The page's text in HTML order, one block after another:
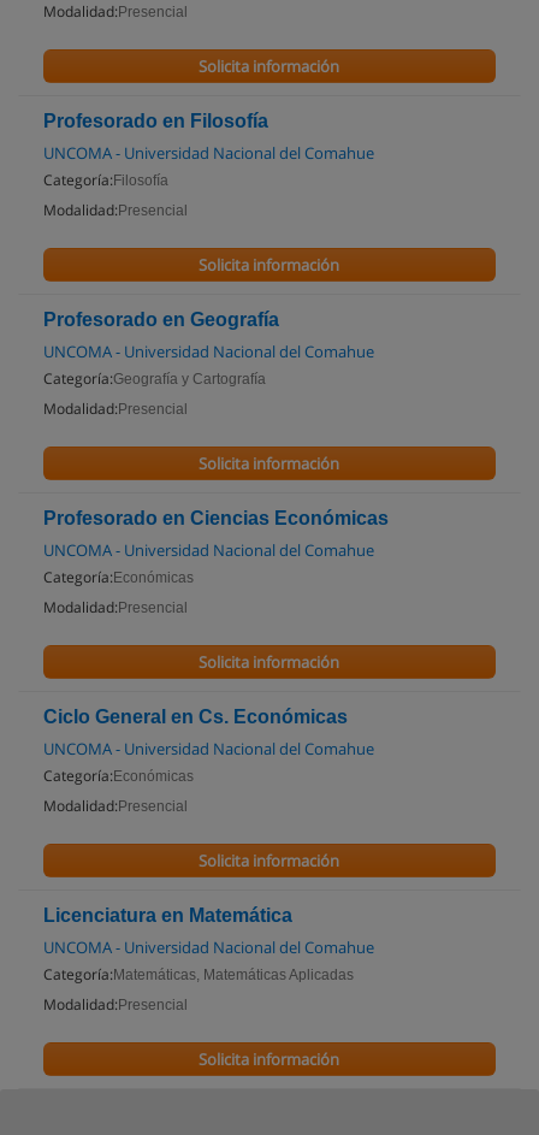
Modalidad: Presencial
Solicita información
Profesorado en Filosofía
UNCOMA - Universidad Nacional del Comahue
Categoría: Filosofía
Modalidad: Presencial
Solicita información
Profesorado en Geografía
UNCOMA - Universidad Nacional del Comahue
Categoría:Geografía y Cartografía
Modalidad: Presencial
Solicita información
Profesorado en Ciencias Económicas
UNCOMA - Universidad Nacional del Comahue
Categoría: Económicas
Modalidad: Presencial
Solicita información
Ciclo General en Cs. Económicas
UNCOMA - Universidad Nacional del Comahue
Categoría: Económicas
Modalidad: Presencial
Solicita información
Licenciatura en Matemática
UNCOMA - Universidad Nacional del Comahue
Categoría: Matemáticas, Matemáticas Aplicadas
Modalidad: Presencial
Solicita información